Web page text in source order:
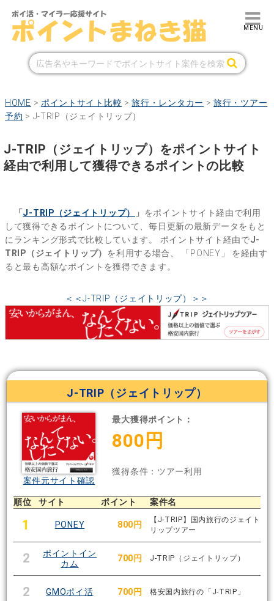
HOME > ポイントサイト比較 >旅行・レンタカー >旅行・ツアー
予約 > J-TRIP（ジェイトリップ）
J-TRIP（ジェイトリップ）をポイントサイト
経由で利用して獲得できるポイントの比較
「 J-TRIP（ジェイトリップ） 」 をポイントサイト経由で利用
して獲得できるポイントについて、毎日更新の最新データをもと
にランキング形式で比較しています。 ポイントサイト経由でJ-
TRIP（ジェイトリップ） を利用する場合、 「PONEY」
を経由す
ると最も高額なポイントを獲得できます。
＜＜J-TRIP（ジェイトリップ）＞＞
J-TRIP（ジェイトリップ）
案件元サイト確認
最大獲得ポイント：
800円
獲得条件：ツアー利用
順位 サイト ポイント 案件名
1 PONEY 800円
【J-TRIP】国内旅行のジェイト
リップツアー
2
ポイントイン
カム
700円 J-TRIP（ジェイトリップ）
2 GMOポイ活 700円 格安国内旅行の「J-TRIP」